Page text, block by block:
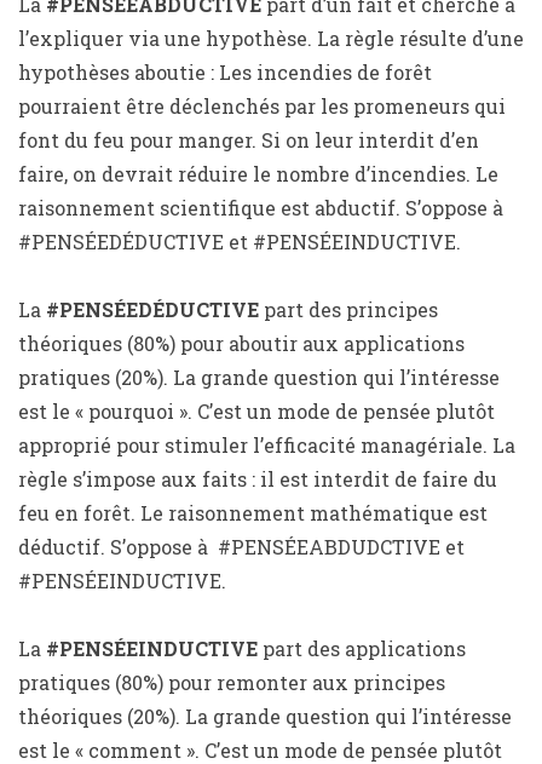
l’expliquer via une hypothèse. La règle résulte d’une
hypothèses aboutie : Les incendies de forêt
pourraient être déclenchés par les promeneurs qui
font du feu pour manger. Si on leur interdit d’en
faire, on devrait réduire le nombre d’incendies. Le
raisonnement scientifique est abductif. S’oppose à
#PENSÉEDÉDUCTIVE et #PENSÉEINDUCTIVE.
La #PENSÉEDÉDUCTIVE part des principes
théoriques (80%) pour aboutir aux applications
pratiques (20%). La grande question qui l’intéresse
est le « pourquoi ». C’est un mode de pensée plutôt
approprié pour stimuler l’efficacité managériale. La
règle s’impose aux faits : il est interdit de faire du
feu en forêt. Le raisonnement mathématique est
déductif. S’oppose à #PENSÉEABDUDCTIVE et
#PENSÉEINDUCTIVE.
La #PENSÉEINDUCTIVE part des applications
pratiques (80%) pour remonter aux principes
théoriques (20%). La grande question qui l’intéresse
est le « comment ». C’est un mode de pensée plutôt